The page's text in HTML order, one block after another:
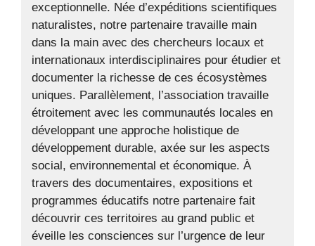
exceptionnelle. Née d’expéditions scientifiques
naturalistes, notre partenaire travaille main
dans la main avec des chercheurs locaux et
internationaux interdisciplinaires pour étudier et
documenter la richesse de ces écosystèmes
uniques. Parallèlement, l’association travaille
étroitement avec les communautés locales en
développant une approche holistique de
développement durable, axée sur les aspects
social, environnemental et économique. À
travers des documentaires, expositions et
programmes éducatifs notre partenaire fait
découvrir ces territoires au grand public et
éveille les consciences sur l’urgence de leur